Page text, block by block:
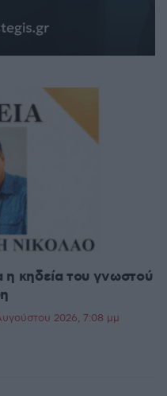
κηδεία του γνωστού
2026, 7:08 μμ